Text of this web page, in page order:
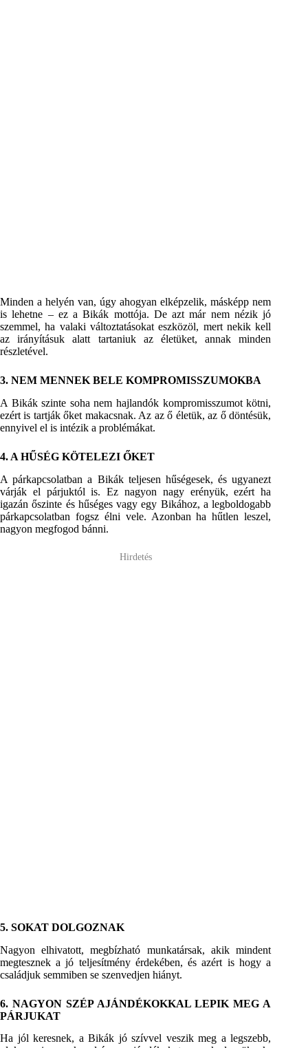
Minden a helyén van, úgy ahogyan elképzelik, másképp nem
is lehetne – ez a Bikák mottója. De azt már nem nézik jó
szemmel, ha valaki változtatásokat eszközöl, mert nekik kell
az irányításuk alatt tartaniuk az életüket, annak minden
részletével.
3. NEM MENNEK BELE KOMPROMISSZUMOKBA
A Bikák szinte soha nem hajlandók kompromisszumot kötni,
ezért is tartják őket makacsnak. Az az ő életük, az ő döntésük,
ennyivel el is intézik a problémákat.
4. A HŰSÉG KÖTELEZI ŐKET
A párkapcsolatban a Bikák teljesen hűségesek, és ugyanezt
várják el párjuktól is. Ez nagyon nagy erényük, ezért ha
igazán őszinte és hűséges vagy egy Bikához, a legboldogabb
párkapcsolatban fogsz élni vele. Azonban ha hűtlen leszel,
nagyon megfogod bánni.
Hirdetés
5. SOKAT DOLGOZNAK
Nagyon elhivatott, megbízható munkatársak, akik mindent
megtesznek a jó teljesítmény érdekében, és azért is hogy a
családjuk semmiben se szenvedjen hiányt.
6. NAGYON SZÉP AJÁNDÉKOKKAL LEPIK MEG A
PÁRJUKAT
Ha jól keresnek, a Bikák jó szívvel veszik meg a legszebb,